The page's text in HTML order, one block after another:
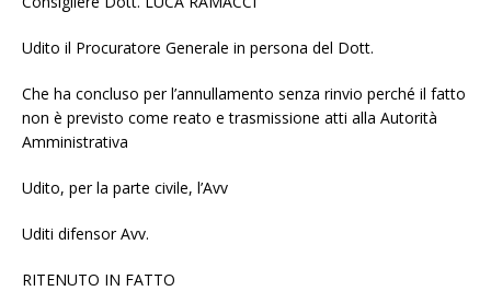
Udito il Procuratore Generale in persona del Dott.
Che ha concluso per l’annullamento senza rinvio perché il fatto
non è previsto come reato e trasmissione atti alla Autorità
Amministrativa
Udito, per la parte civile, l’Avv
Uditi difensor Avv.
RITENUTO IN FATTO